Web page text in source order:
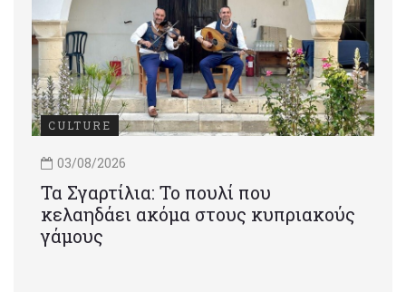
CULTURE
03/08/2026
Τα Σγαρτίλια: Το πουλί που
κελαηδάει ακόμα στους κυπριακούς
γάμους